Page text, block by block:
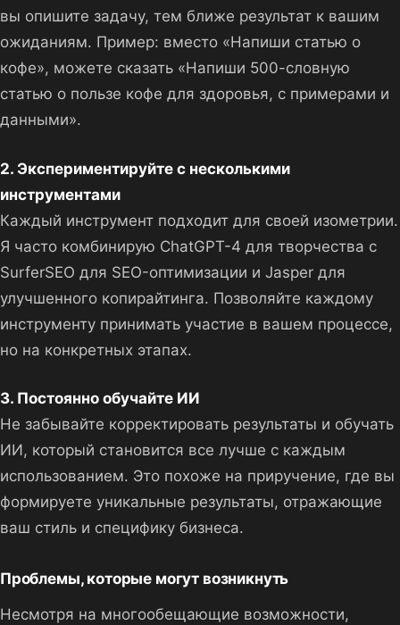
вы опишите задачу, тем ближе результат к вашим
ожиданиям. Пример: вместо «Напиши статью о
кофе», можете сказать «Напиши 500-словную
статью о пользе кофе для здоровья, с примерами и
данными».
2. Экспериментируйте с несколькими
инструментами
Каждый инструмент подходит для своей изометрии.
Я часто комбинирую ChatGPT-4 для творчества с
SurferSEO для SEO-оптимизации и Jasper для
улучшенного копирайтинга. Позволяйте каждому
инструменту принимать участие в вашем процессе,
но на конкретных этапах.
3. Постоянно обучайте ИИ
Не забывайте корректировать результаты и обучать
ИИ, который становится все лучше с каждым
использованием. Это похоже на приручение, где вы
формируете уникальные результаты, отражающие
ваш стиль и специфику бизнеса.
Проблемы, которые могут возникнуть
Несмотря на многообещающие возможности,